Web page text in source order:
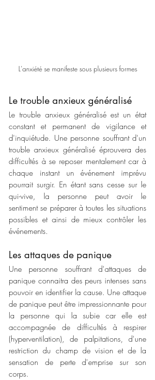
L'anxiété se manifeste sous plusieurs formes
Le trouble anxieux généralisé
Le trouble anxieux généralisé est un état
constant et permanent de vigilance et
d'inquiétude. Une personne souffrant d'un
trouble anxieux généralisé éprouvera des
difficultés à se reposer mentalement car à
chaque instant un événement imprévu
pourrait surgir. En étant sans cesse sur le
qui-vive, la personne peut avoir le
sentiment se préparer à toutes les situations
possibles et ainsi de mieux contrôler les
événements.
Les attaques de panique
Une personne souffrant d'attaques de
panique connaitra des peurs intenses sans
pouvoir en identifier la cause. Une attaque
de panique peut être impressionnante pour
la personne qui la subie car elle est
accompagnée de difficultés à respirer
(hyperventilation), de palpitations, d'une
restriction du champ de vision et de la
sensation de perte d'emprise sur son
corps.